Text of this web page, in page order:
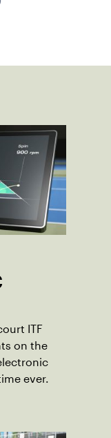
ITF
on the
ever.